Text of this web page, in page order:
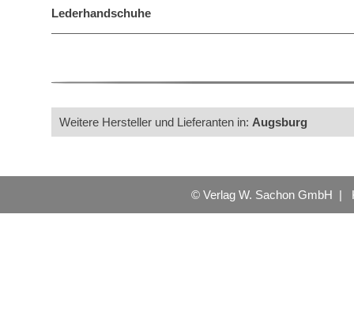
Lederhandschuhe
Weitere Hersteller und Lieferanten in: Augsburg
© Verlag W. Sachon GmbH |